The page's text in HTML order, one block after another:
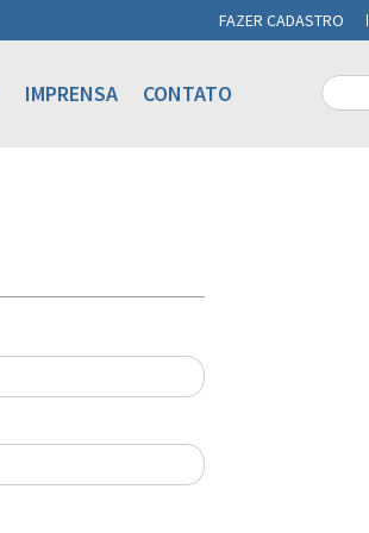
FAZER CADASTRO
IMPRENSA CONTATO